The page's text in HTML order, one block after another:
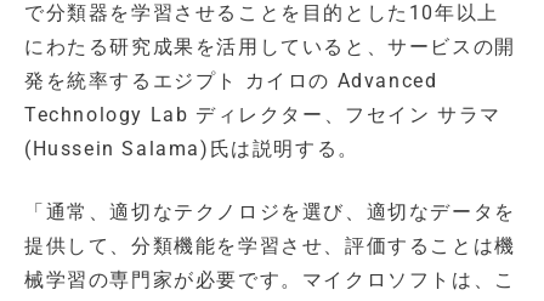
で分類器を学習させることを目的とした10年以上
にわたる研究成果を活用していると、サービスの開
発を統率するエジプト カイロの Advanced
Technology Lab ディレクター、フセイン サラマ
(Hussein Salama)氏は説明する。
「通常、適切なテクノロジを選び、適切なデータを
提供して、分類機能を学習させ、評価することは機
械学習の専門家が必要です。マイクロソフトは、こ